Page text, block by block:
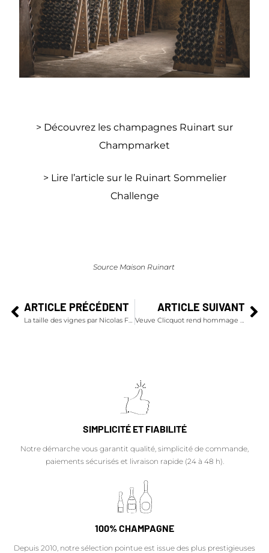
> Découvrez les champagnes Ruinart sur
Champmarket
> Lire l’article sur le Ruinart Sommelier
Challenge
Source Maison Ruinart
ARTICLE PRÉCÉDENT ARTICLE SUIVANT
SIMPLICITÉ ET FIABILITÉ
Notre démarche vous garantit qualité, simplicité de commande,
paiements sécurisés et livraison rapide (24 à 48 h).
100% CHAMPAGNE
Depuis 2010, notre sélection pointue est issue des plus prestigieuses